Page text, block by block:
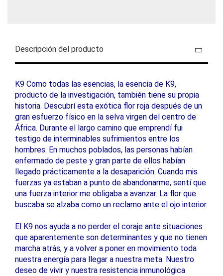
Descripción del producto
K9 Como todas las esencias, la esencia de K9,
producto de la investigación, también tiene su propia
historia. Descubrí esta exótica flor roja después de un
gran esfuerzo físico en la selva virgen del centro de
África. Durante el largo camino que emprendí fui
testigo de interminables sufrimientos entre los
hombres. En muchos poblados, las personas habían
enfermado de peste y gran parte de ellos habían
llegado prácticamente a la desaparición. Cuando mis
fuerzas ya estaban a punto de abandonarme, sentí que
una fuerza interior me obligaba a avanzar. La flor que
buscaba se alzaba como un reclamo ante el ojo interior.
El K9 nos ayuda a no perder el coraje ante situaciones
que aparentemente son determinantes y que no tienen
marcha atrás, y a volver a poner en movimiento toda
nuestra energía para llegar a nuestra meta. Nuestro
deseo de vivir y nuestra resistencia inmunológica